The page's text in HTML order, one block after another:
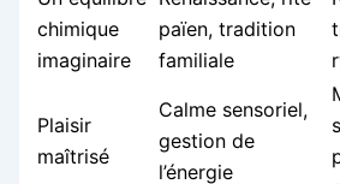
chimique
imaginaire
païen, tradition
familiale
Plaisir
maîtrisé
Calme sensoriel,
gestion de
l’énergie